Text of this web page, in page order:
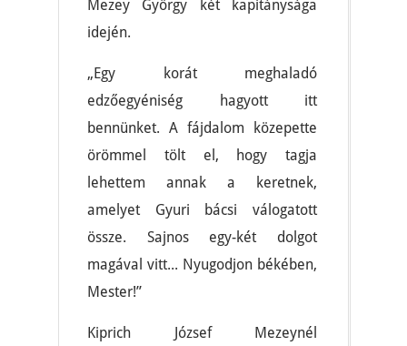
Mezey György két kapitánysága
idején.
„Egy korát meghaladó
edzőegyéniség hagyott itt
bennünket. A fájdalom közepette
örömmel tölt el, hogy tagja
lehettem annak a keretnek,
amelyet Gyuri bácsi válogatott
össze. Sajnos egy-két dolgot
magával vitt... Nyugodjon békében,
Mester!”
Kiprich József Mezeynél